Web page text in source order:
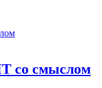
со смыслом